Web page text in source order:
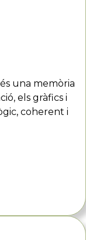
una memòria
els gràfics i
coherent i